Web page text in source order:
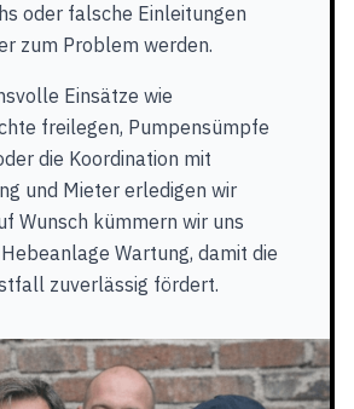
oder falsche Einleitungen
zum Problem werden.
Einsätze wie
freilegen, Pumpensümpfe
die Koordination mit
und Mieter erledigen wir
Wunsch kümmern wir uns
Wartung, damit die
zuverlässig fördert.